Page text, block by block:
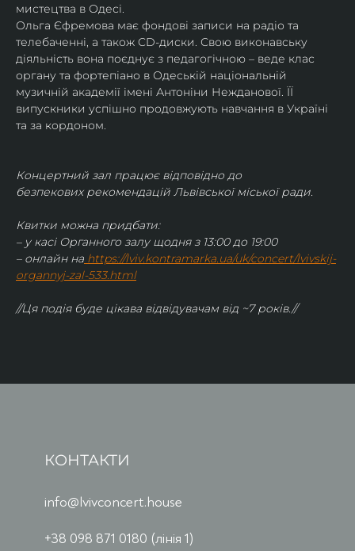
мистецтва в Одесі.
Ольга Єфремова має фондові записи на радіо та
телебаченні, а також CD-диски. Свою виконавську
діяльність вона поєднує з педагогічною – веде клас
органу та фортепіано в Одеській національній
музичній академії імені Антоніни Нежданової. ЇЇ
випускники успішно продовжують навчання в Україні
та за кордоном.
Концертний зал працює відповідно до
безпекових рекомендацій Львівської міської ради.
Квитки можна придбати:
– у касі Органного залу щодня з 13:00 до 19:00
– онлайн на https://lviv.kontramarka.ua/uk/concert/lvivskij-
organnyj-zal-533.html
//Ця подія буде цікава відвідувачам від ~7 років.//
КОНТАКТИ
info@lvivconcert.house
+38 098 871 0180 (лінія 1)